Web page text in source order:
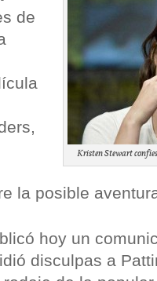
Kristen Stewart
de
la posible
hoy un
disculpas a